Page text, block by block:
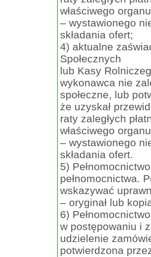
właściwego organu
– wystawionego
składania ofert;
4) aktualne
Społecznych
lub Kasy
wykonawca nie
społeczne, lub
że uzyskał
raty zaległych
właściwego organu
– wystawionego
składania ofert.
5)
pełnomocnictwa.
wskazywać
– oryginał lub
6)
w postępowaniu i
udzielenie
potwierdzona